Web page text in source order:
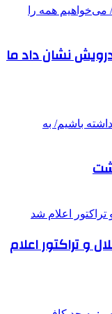
نشان داد ما
و تراکتور اعلام